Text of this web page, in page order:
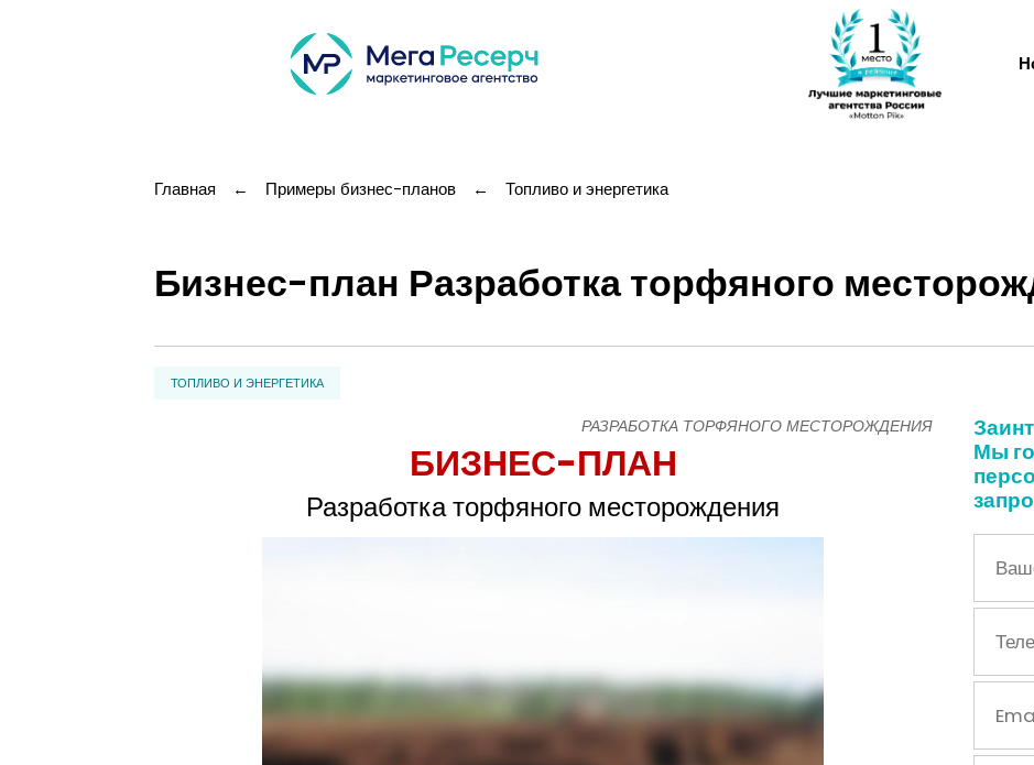
Главная ← Примеры бизнес-планов ← Топливо и энергетика
Бизнес-план Разработка торфяного
ТОПЛИВО И ЭНЕРГЕТИКА
РАЗРАБОТКА ТОРФЯНОГО МЕСТОРОЖДЕНИЯ
БИЗНЕС-ПЛАН
Разработка торфяного месторождения
Мы